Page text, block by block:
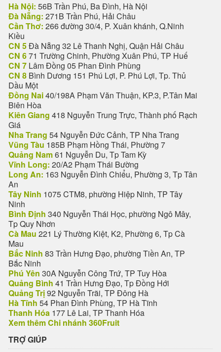
Hà Nội: 56B Trần Phú, Ba Đình, Hà Nội
Đà Nẵng: 271B Trần Phú, Hải Châu
Cần Thơ: 266 đường 30/4, P. Xuân khánh, Q.Ninh
Kiều
CN 5Đà Nẵng 32 Lê Thanh Nghị, Quận Hải Châu
CN 671 Trường Chinh, Phường Xuân Phú, TP Huế
CN 7 Lâm Đồng 05 Phan Đình Phùng
CN 8 Bình Dương 151 Phú Lợi, P. Phú Lợi, Tp. Thủ
Dầu Một
Đồng Nai40/198A Phạm Văn Thuận, KP.3, P.Tân Mai
Biên Hòa
Kiên Giang 418 Nguyễn Trung Trực, Thành phố Rạch
Giá
Nha Trang 54 Nguyễn Đức Cảnh, TP Nha Trang
Vũng Tàu 185B Phạm Hồng Thái, Phường 7
Quảng Nam61 Nguyễn Du, Tp Tam Kỳ
Vĩnh Long: 20/A2 Phạm Thái Bường
Long An: 163 Nguyễn Đình Chiểu, Phường 3, Tp Tân
An
Tây Ninh 1075 CTM8, phường Hiệp Ninh, TP Tây
Ninh
Bình Định 340 Nguyễn Thái Học, phường Ngô Mây,
Tp Quy Nhơn
Cà Mau 221 Lý Thường Kiệt, K2, Phường 6, Tp Cà
Mau
Bắc Ninh 83 Trần Hưng Đạo, phường Tiền An, TP
Bắc Ninh
Phú Yên 30A Nguyễn Công Trứ, TP Tuy Hòa
Quảng Bình 41 Trần Hưng Đạo, Tp Đồng Hới
Quảng Trị92 Nguyễn Trãi, TP Đông Hà
Hà Tĩnh 54 Phan Đình Phùng, TP Hà Tĩnh
Thanh Hóa 177 Lê Lai, TP Thanh Hóa
Xem thêm Chi nhánh 360Fruit
TRỢ GIÚP